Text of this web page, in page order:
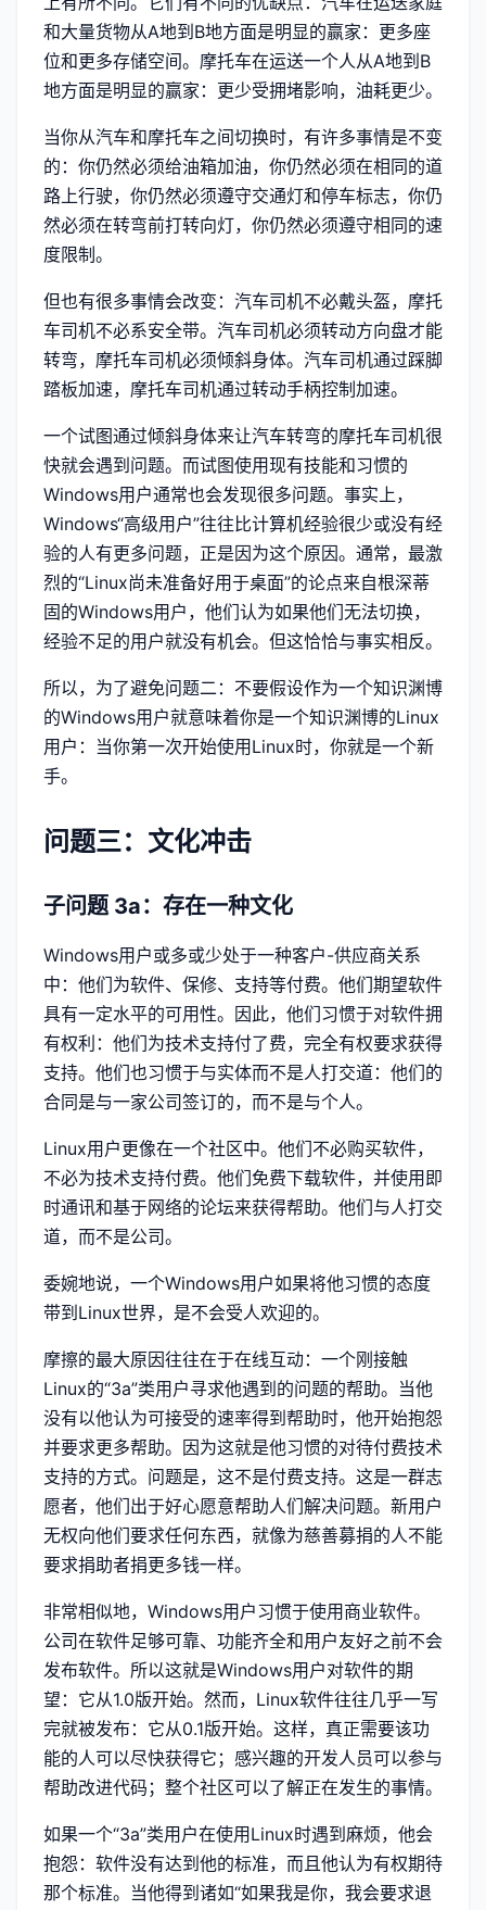
和大量货物从A地到B地方面是明显的赢家：更多座
位和更多存储空间。摩托车在运送一个人从A地到B
地方面是明显的赢家：更少受拥堵影响，油耗更少。
当你从汽车和摩托车之间切换时，有许多事情是不变
的：你仍然必须给油箱加油，你仍然必须在相同的道
路上行驶，你仍然必须遵守交通灯和停车标志，你仍
然必须在转弯前打转向灯，你仍然必须遵守相同的速
度限制。
但也有很多事情会改变：汽车司机不必戴头盔，摩托
车司机不必系安全带。汽车司机必须转动方向盘才能
转弯，摩托车司机必须倾斜身体。汽车司机通过踩脚
踏板加速，摩托车司机通过转动手柄控制加速。
一个试图通过倾斜身体来让汽车转弯的摩托车司机很
快就会遇到问题。而试图使用现有技能和习惯的
Windows用户通常也会发现很多问题。事实上，
Windows“高级用户”往往比计算机经验很少或没有经
验的人有更多问题，正是因为这个原因。通常，最激
烈的“Linux尚未准备好用于桌面”的论点来自根深蒂
固的Windows用户，他们认为如果他们无法切换，
经验不足的用户就没有机会。但这恰恰与事实相反。
所以，为了避免问题二：不要假设作为一个知识渊博
的Windows用户就意味着你是一个知识渊博的Linux
用户：当你第一次开始使用Linux时，你就是一个新
手。
问题三：文化冲击
子问题 3a：存在一种文化
Windows用户或多或少处于一种客户-供应商关系
中：他们为软件、保修、支持等付费。他们期望软件
具有一定水平的可用性。因此，他们习惯于对软件拥
有权利：他们为技术支持付了费，完全有权要求获得
支持。他们也习惯于与实体而不是人打交道：他们的
合同是与一家公司签订的，而不是与个人。
Linux用户更像在一个社区中。他们不必购买软件，
不必为技术支持付费。他们免费下载软件，并使用即
时通讯和基于网络的论坛来获得帮助。他们与人打交
道，而不是公司。
委婉地说，一个Windows用户如果将他习惯的态度
带到Linux世界，是不会受人欢迎的。
摩擦的最大原因往往在于在线互动：一个刚接触
Linux的“3a”类用户寻求他遇到的问题的帮助。当他
没有以他认为可接受的速率得到帮助时，他开始抱怨
并要求更多帮助。因为这就是他习惯的对待付费技术
支持的方式。问题是，这不是付费支持。这是一群志
愿者，他们出于好心愿意帮助人们解决问题。新用户
无权向他们要求任何东西，就像为慈善募捐的人不能
要求捐助者捐更多钱一样。
非常相似地，Windows用户习惯于使用商业软件。
公司在软件足够可靠、功能齐全和用户友好之前不会
发布软件。所以这就是Windows用户对软件的期
望：它从1.0版开始。然而，Linux软件往往几乎一写
完就被发布：它从0.1版开始。这样，真正需要该功
能的人可以尽快获得它；感兴趣的开发人员可以参与
帮助改进代码；整个社区可以了解正在发生的事情。
如果一个“3a”类用户在使用Linux时遇到麻烦，他会
抱怨：软件没有达到他的标准，而且他认为有权期待
那个标准。当他得到诸如“如果我是你，我会要求退